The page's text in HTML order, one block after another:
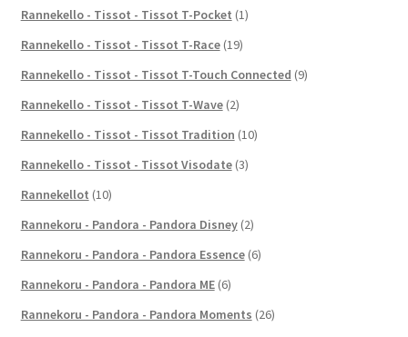
Rannekello - Tissot - Tissot T-Pocket (1)
Rannekello - Tissot - Tissot T-Race (19)
Rannekello - Tissot - Tissot T-Touch Connected (9)
Rannekello - Tissot - Tissot T-Wave (2)
Rannekello - Tissot - Tissot Tradition (10)
Rannekello - Tissot - Tissot Visodate (3)
Rannekellot (10)
Rannekoru - Pandora - Pandora Disney (2)
Rannekoru - Pandora - Pandora Essence (6)
Rannekoru - Pandora - Pandora ME (6)
Rannekoru - Pandora - Pandora Moments (26)